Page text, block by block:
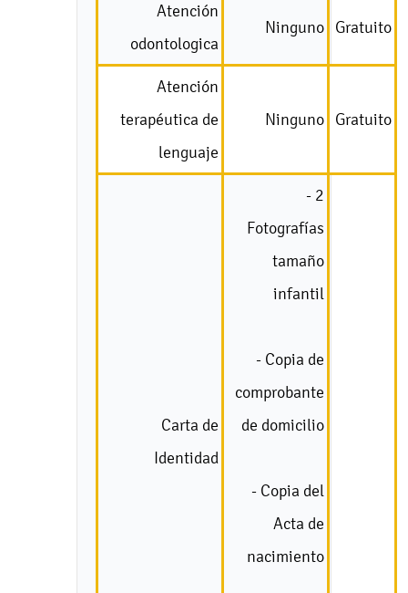
Atención
odontologica
Ninguno Gratuito
Atención
terapéutica de
lenguaje
Ninguno Gratuito
Carta de
Identidad
- 2
Fotografías
tamaño
infantil
- Copia de
comprobante
de domicilio
- Copia del
Acta de
nacimiento